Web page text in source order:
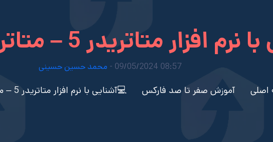
متاتریدر 5 – متاتریدر 5 چیست؟
08:57 09/05/2024 - محمد حسین حسینی
آموزش صفر تا صد فارکس 💻آشنایی با نرم افزار متاتریدر 5 – متاتریدر 5 چیست؟